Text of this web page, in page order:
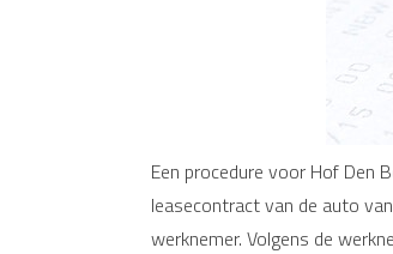
Een procedure voor Hof Den
leasecontract van de auto
werknemer. Volgens de